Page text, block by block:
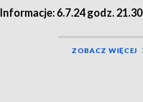
Informacje: 6.7.24 godz. 21.30
ZOBACZ WIĘCEJ